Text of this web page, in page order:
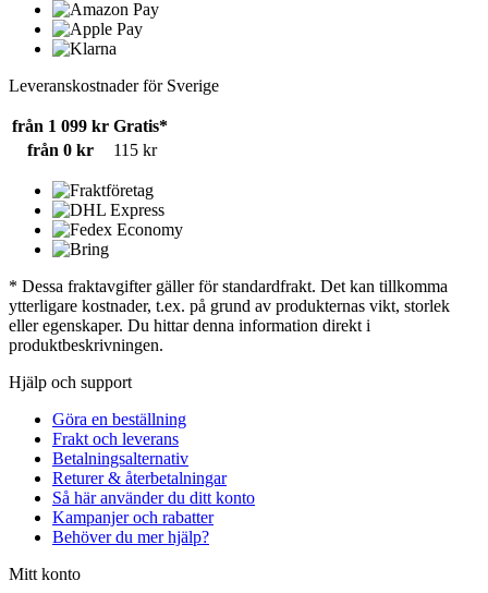
Leveranskostnader för Sverige
från 1 099 kr Gratis*
från 0 kr
115 kr
* Dessa fraktavgifter gäller för standardfrakt. Det kan tillkomma
ytterligare kostnader, t.ex. på grund av produkternas vikt, storlek
eller egenskaper. Du hittar denna information direkt i
produktbeskrivningen.
Hjälp och support
Göra en beställning
Frakt och leverans
Betalningsalternativ
Returer & återbetalningar
Så här använder du ditt konto
Kampanjer och rabatter
Behöver du mer hjälp?
Mitt konto